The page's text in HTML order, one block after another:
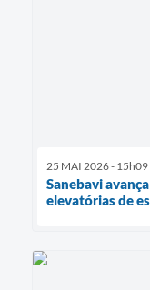
25 MAI 2026 - 15h09
Sanebavi
elevatórias de